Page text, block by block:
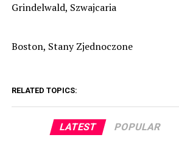
Grindelwald, Szwajcaria
Boston, Stany Zjednoczone
RELATED TOPICS:
LATEST POPULAR